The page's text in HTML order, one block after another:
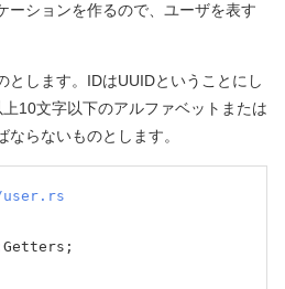
ーションを作るので、ユーザを表す
とします。IDはUUIDということにし
10文字以下のアルファベットまたは
らないものとします。
user.rs